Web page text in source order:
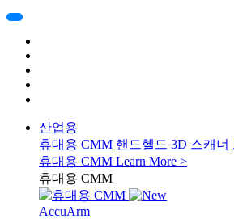
산업용
휴대용 CMM 핸드헬드 3D 스캐너
휴대용 CMM Learn More >
휴대용 CMM
AccuArm